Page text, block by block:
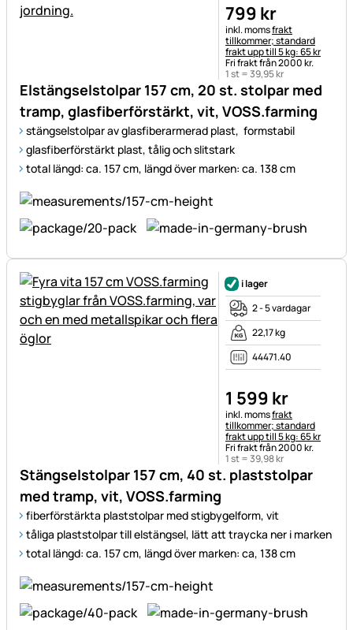
Elstängselstolpar 157 cm, 20 st. stolpar med
tramp, glasfiberförstärkt, vit, VOSS.farming
stängselstolpar av glasfiberarmerad plast, formstabil
glasfiberförstärkt plast, tålig och slitstark
total längd: ca. 157 cm, längd över marken: ca. 138 cm
799 kr
Skatteinformation:
inkl. momsfrakt
tillkommer; standard
frakt upp till 5 kg: 65 kr
Fri frakt från 2000 kr.
1 st =39,95kr
Stängselstolpar 157 cm, 40 st. plaststolpar
med tramp, vit, VOSS.farming
fiberförstärkta plaststolpar med stigbygelform, vit
tåliga plaststolpar till elstängsel, lätt att traycka ner i marken
total längd: ca. 157 cm, längd över marken: ca, 138 cm
i lager
2 - 5 vardagar
22,17 kg
44471.40
1 599 kr
Skatteinformation:
inkl. momsfrakt
tillkommer; standard
frakt upp till 5 kg: 65 kr
Fri frakt från 2000 kr.
1 st =39,98kr